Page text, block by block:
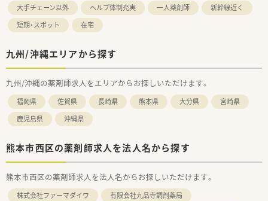
大手チェーン以外
ヘルプ体制充実 一人薬剤師
新幹線近く
短期・スポット
在宅
九州/沖縄エリアから探す
九州/沖縄の薬剤師求人をエリアからお探しいただけます。
福岡県 佐賀県 長崎県 熊本県 大分県
宮崎県
鹿児島県
沖縄県
熊本市西区の薬剤師求人を法人名から探す
熊本市西区の薬剤師求人を法人名からお探しいただけます。
株式会社ファーマダイワ
有限会社九品寺調剤薬局